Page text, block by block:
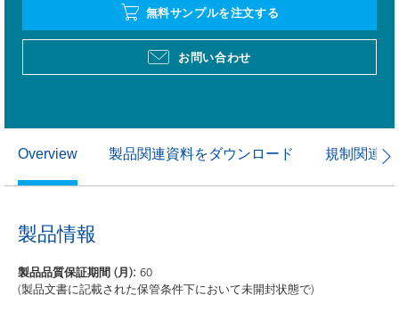
無料サンプルを注文する
お問い合わせ
Overview 製品関連資料をダウンロード 規制関連
製品情報
製品品質保証期間 (月): 60
(製品文書に記載された保管条件下において未開封状態で)